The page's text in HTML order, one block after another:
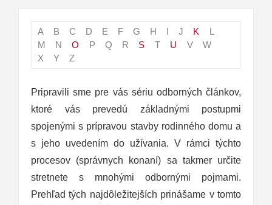
A B C D E F G H I J K
L
M
N O P Q R S T U V
W
X
Y Z
Pripravili sme pre vás sériu odborných článkov,
ktoré vás prevedú základnými postupmi
spojenými s prípravou stavby rodinného domu a
s jeho uvedením do užívania. V rámci týchto
procesov (správnych konaní) sa takmer určite
stretnete s mnohými odbornými pojmami.
Prehľad tých najdôležitejších prinášame v tomto